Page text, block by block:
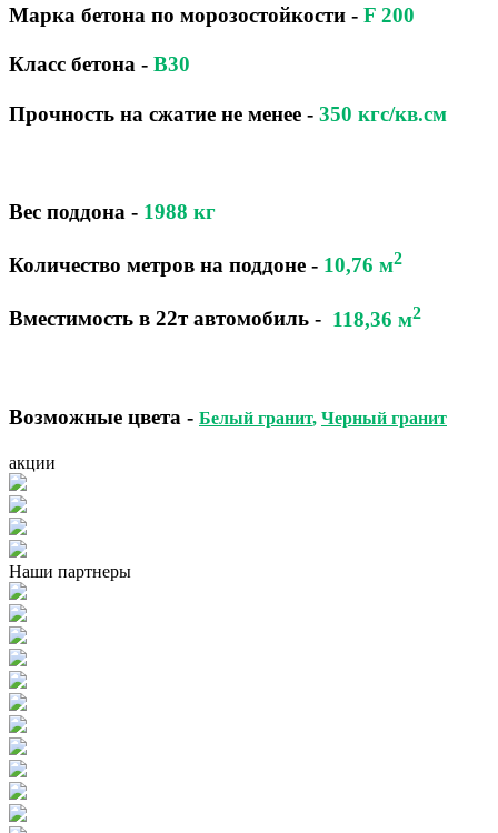
Марка бетона по морозостойкости - F 200
Класс бетона - B30
Прочность на сжатие не менее - 350 кгс/кв.см
Вес поддона - 1988 кг
Количество метров на поддоне - 10,76 м2
Вместимость в 22т автомобиль - 118,36 м2
Возможные цвета - Белый гранит, Черный гранит
акции
Наши партнеры